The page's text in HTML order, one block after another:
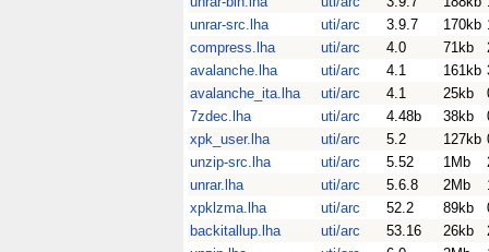
unrar-src.lha
uti/arc 3.9.7 170kb
compress.lha
uti/arc 4.0 71kb
avalanche.lha
uti/arc 4.1 161kb
avalanche_ita.lha
uti/arc 4.1 25kb
7zdec.lha
uti/arc 4.48b 38kb
xpk_user.lha
uti/arc 5.2 127kb
unzip-src.lha
uti/arc 5.52 1Mb
unrar.lha
uti/arc 5.6.8 2Mb
xpklzma.lha
uti/arc 52.2 89kb
backitallup.lha
uti/arc 53.16 26kb